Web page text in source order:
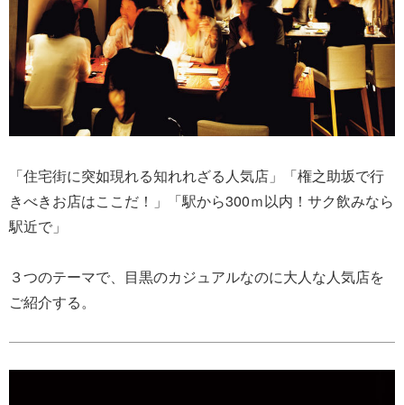
「住宅街に突如現れる知れれざる人気店」「権之助坂で行
きべきお店はここだ！」「駅から300ｍ以内！サク飲みなら
駅近で」
３つのテーマで、目黒のカジュアルなのに大人な人気店を
ご紹介する。